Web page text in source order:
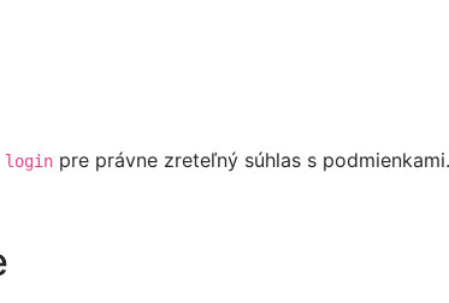
login pre právne zreteľný súhlas s podmienkami.